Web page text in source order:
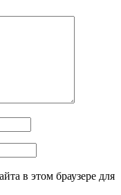
в этом браузере для